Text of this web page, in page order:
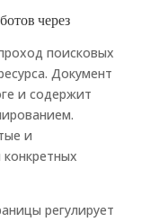
через
поисковых
Документ
и содержит
и
регулирует